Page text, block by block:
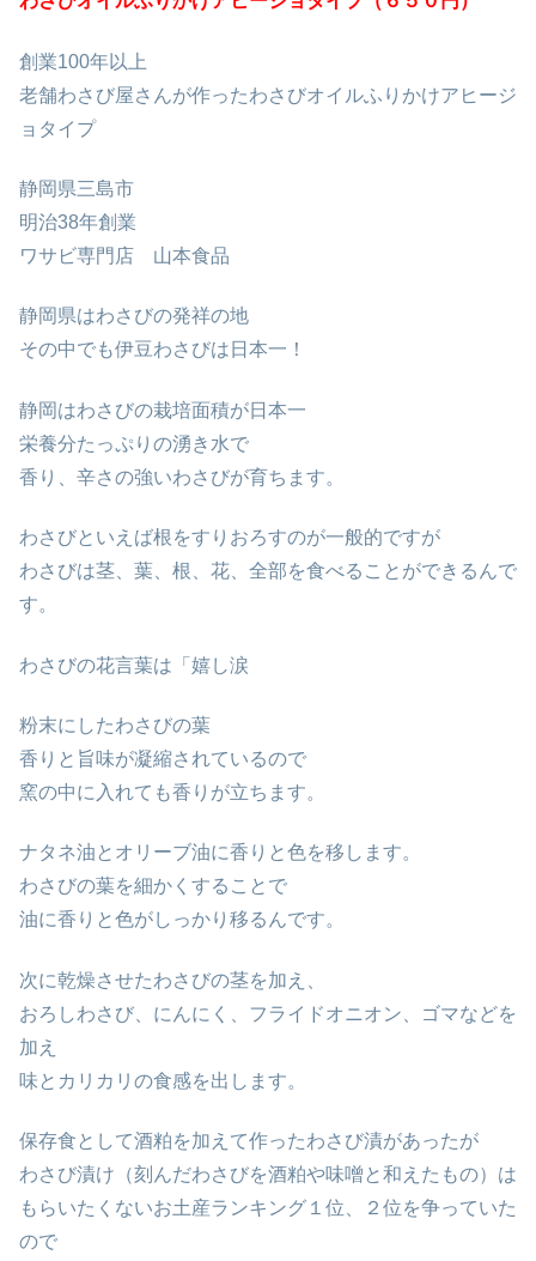
創業100年以上
老舗わさび屋さんが作ったわさびオイルふりかけアヒージ
ョタイプ
静岡県三島市
明治38年創業
ワサビ専門店 山本食品
静岡県はわさびの発祥の地
その中でも伊豆わさびは日本一！
静岡はわさびの栽培面積が日本一
栄養分たっぷりの湧き水で
香り、辛さの強いわさびが育ちます。
わさびといえば根をすりおろすのが一般的ですが
わさびは茎、葉、根、花、全部を食べることができるんで
す。
わさびの花言葉は「嬉し涙
粉末にしたわさびの葉
香りと旨味が凝縮されているので
窯の中に入れても香りが立ちます。
ナタネ油とオリーブ油に香りと色を移します。
わさびの葉を細かくすることで
油に香りと色がしっかり移るんです。
次に乾燥させたわさびの茎を加え、
おろしわさび、にんにく、フライドオニオン、ゴマなどを
加え
味とカリカリの食感を出します。
保存食として酒粕を加えて作ったわさび漬があったが
わさび漬け（刻んだわさびを酒粕や味噌と和えたもの）は
もらいたくないお土産ランキング１位、２位を争っていた
ので